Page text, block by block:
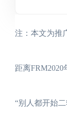
注：本文为推
距离FRM2020
“别人都开始